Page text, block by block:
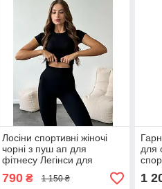
Лосіни спортивні жіночі
чорні з пуш ап для
фітнесу Легінси для
тренувань бігу танців з
високою талією
790₴ 1 150 ₴
для
1